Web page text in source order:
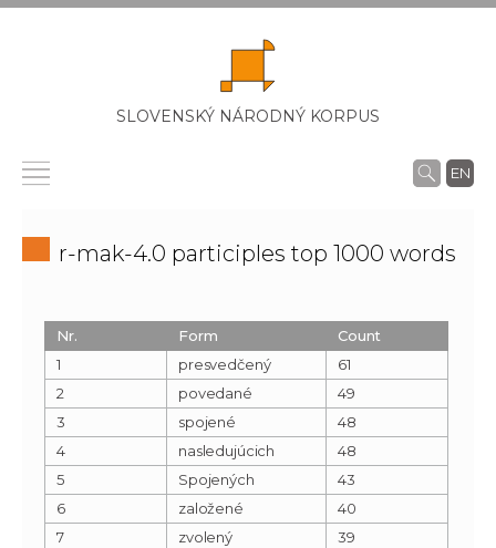
SLOVENSKÝ NÁRODNÝ KORPUS
EN
r-mak-4.0 participles top 1000 words
Nr. Form
Count
1
presvedčený
61
2
povedané
49
3
spojené
48
4
nasledujúcich
48
5
Spojených
43
6
založené
40
7
zvolený
39